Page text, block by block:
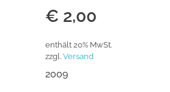
€ 2,00
enthält 20% MwSt.
zzgl. Versand
2009